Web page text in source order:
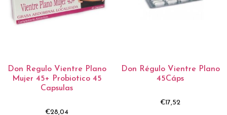
Don Regulo Vientre Plano
Mujer 45+ Probiotico 45
Capsulas
€28,04
Don Régulo Vientre Plano
45Cáps
€17,52